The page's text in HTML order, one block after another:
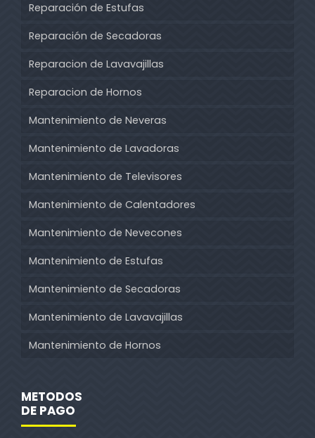
Reparación de Estufas
Reparación de Secadoras
Reparacion de Lavavajillas
Reparacion de Hornos
Mantenimiento de Neveras
Mantenimiento de Lavadoras
Mantenimiento de Televisores
Mantenimiento de Calentadores
Mantenimiento de Nevecones
Mantenimiento de Estufas
Mantenimiento de Secadoras
Mantenimiento de Lavavajillas
Mantenimiento de Hornos
METODOS
DE PAGO